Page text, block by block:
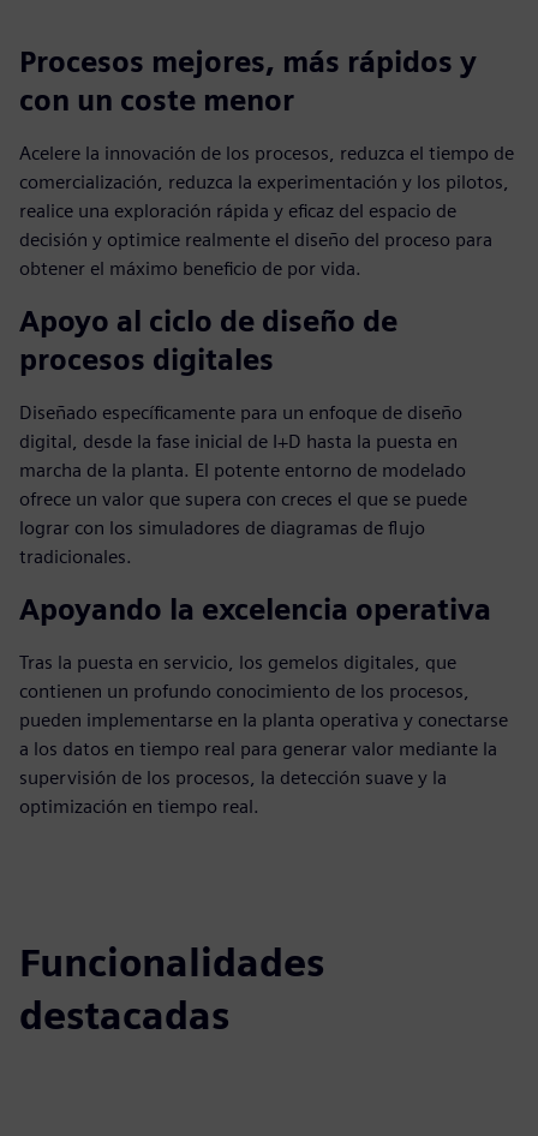
Procesos mejores, más rápidos y
con un coste menor
Acelere la innovación de los procesos, reduzca el tiempo de
comercialización, reduzca la experimentación y los pilotos,
realice una exploración rápida y eficaz del espacio de
decisión y optimice realmente el diseño del proceso para
obtener el máximo beneficio de por vida.
Apoyo al ciclo de diseño de
procesos digitales
Diseñado específicamente para un enfoque de diseño
digital, desde la fase inicial de I+D hasta la puesta en
marcha de la planta. El potente entorno de modelado
ofrece un valor que supera con creces el que se puede
lograr con los simuladores de diagramas de flujo
tradicionales.
Apoyando la excelencia operativa
Tras la puesta en servicio, los gemelos digitales, que
contienen un profundo conocimiento de los procesos,
pueden implementarse en la planta operativa y conectarse
a los datos en tiempo real para generar valor mediante la
supervisión de los procesos, la detección suave y la
optimización en tiempo real.
Funcionalidades
destacadas